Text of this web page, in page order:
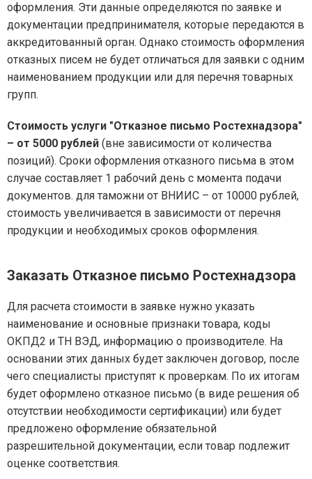
оформления. Эти данные определяются по заявке и
документации предпринимателя, которые передаются в
аккредитованный орган. Однако стоимость оформления
отказных писем не будет отличаться для заявки с одним
наименованием продукции или для перечня товарных
групп.
Стоимость услуги "Отказное письмо Ростехнадзора"
– от 5000 рублей (вне зависимости от количества
позиций). Сроки оформления отказного письма в этом
случае составляет 1 рабочий день с момента подачи
документов. для таможни от ВНИИС – от 10000 рублей,
стоимость увеличивается в зависимости от перечня
продукции и необходимых сроков оформления.
Заказать Отказное письмо Ростехнадзора
Для расчета стоимости в заявке нужно указать
наименование и основные признаки товара, коды
ОКПД2 и ТН ВЭД, информацию о производителе. На
основании этих данных будет заключен договор, после
чего специалисты приступят к проверкам. По их итогам
будет оформлено отказное письмо (в виде решения об
отсутствии необходимости сертификации) или будет
предложено оформление обязательной
разрешительной документации, если товар подлежит
оценке соответствия.